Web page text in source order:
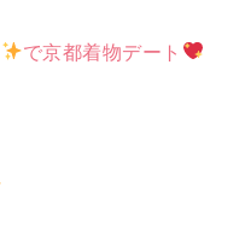
で京都着物デート